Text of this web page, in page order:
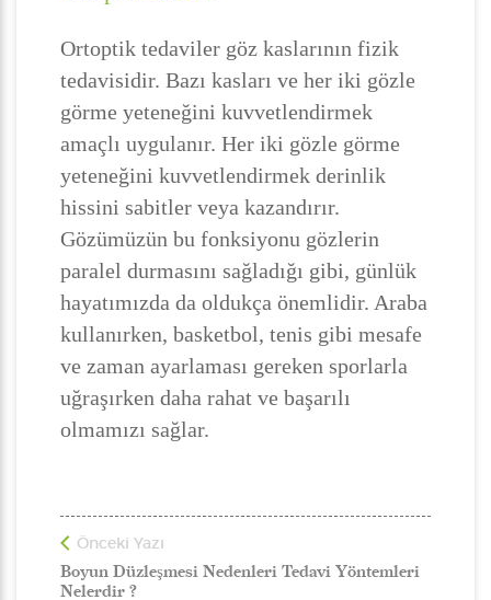
Ortoptik tedaviler göz kaslarının fizik
tedavisidir. Bazı kasları ve her iki gözle
görme yeteneğini kuvvetlendirmek
amaçlı uygulanır. Her iki gözle görme
yeteneğini kuvvetlendirmek derinlik
hissini sabitler veya kazandırır.
Gözümüzün bu fonksiyonu gözlerin
paralel durmasını sağladığı gibi, günlük
hayatımızda da oldukça önemlidir. Araba
kullanırken, basketbol, tenis gibi mesafe
ve zaman ayarlaması gereken sporlarla
uğraşırken daha rahat ve başarılı
olmamızı sağlar.
Önceki Yazı
Boyun Düzleşmesi Nedenleri Tedavi Yöntemleri
Nelerdir ?